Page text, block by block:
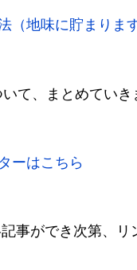
（地味に貯まります
て、まとめていき
ーはこちら
事ができ次第、リ